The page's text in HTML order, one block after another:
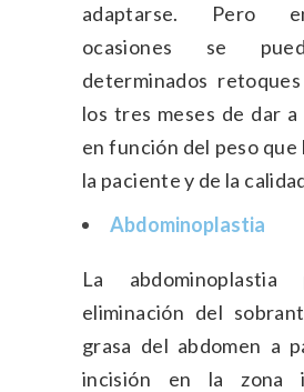
adaptarse. Pero
ocasiones se
determinados
los tres meses de dar a
en función del peso que
la paciente y de la
Abdominoplastia
La
eliminación del
grasa del abdomen a
incisión en la zona